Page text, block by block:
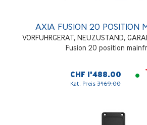
AXIA FUSION 20 POSITION
VORFUHRGERAT, NEUZUSTAND,
Fusion 20 position
CHF 1'488.00
Kat. Preis 3'169.00